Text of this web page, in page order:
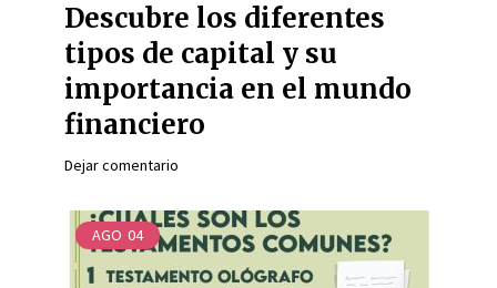
Descubre los diferentes
tipos de capital y su
importancia en el mundo
financiero
Dejar comentario
AGO 04